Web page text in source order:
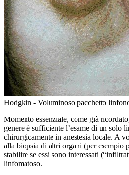
Hodgkin - Voluminoso pacchetto
Momento essenziale, come già
genere è sufficiente l’esame di un solo
chirurgicamente in anestesia locale. A
alla biopsia di altri organi (per esempio
stabilire se essi sono interessati
linfomatoso.